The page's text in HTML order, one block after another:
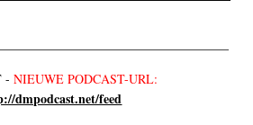
-NIEUWE PODCAST-URL:
dmpodcast.net/feed